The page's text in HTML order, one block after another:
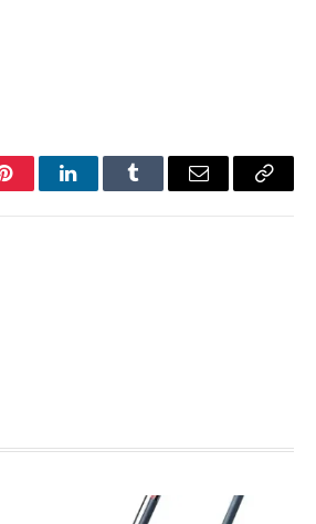
PinterestLinkedInTumblr Email
Copy